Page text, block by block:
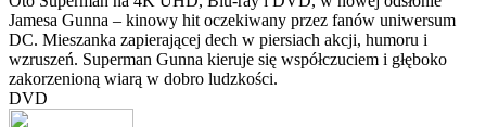
Jamesa Gunna – kinowy hit oczekiwany przez fanów uniwersum
DC. Mieszanka zapierającej dech w piersiach akcji, humoru i
wzruszeń. Superman Gunna kieruje się współczuciem i głęboko
zakorzenioną wiarą w dobro ludzkości.
DVD